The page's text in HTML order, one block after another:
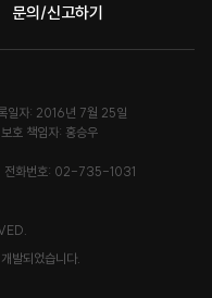
문의/신고하기
일자: 2016년 7월 25일
호 책임자: 홍승우
전화번호: 02-735-1031
발되었습니다.